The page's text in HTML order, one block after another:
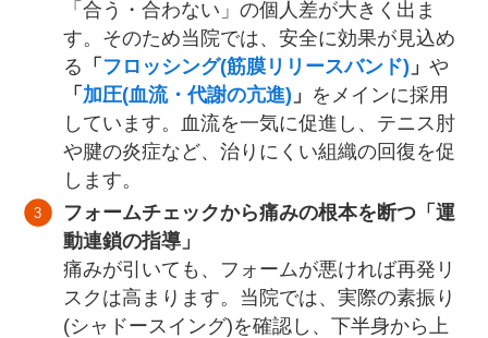
「合う・合わない」の個人差が大きく出ま
す。そのため当院では、安全に効果が見込め
る 「 フロッシング(筋膜リリースバンド) 」や
「 加圧(血流・代謝の亢進) 」 をメインに採用
しています。血流を一気に促進し、テニス肘
や腱の炎症など、治りにくい組織の回復を促
します。
フォームチェックから痛みの根本を断つ「運
動連鎖の指導」
痛みが引いても、フォームが悪ければ再発リ
スクは高まります。当院では、実際の素振り
(シャドースイング)を確認し、下半身から上